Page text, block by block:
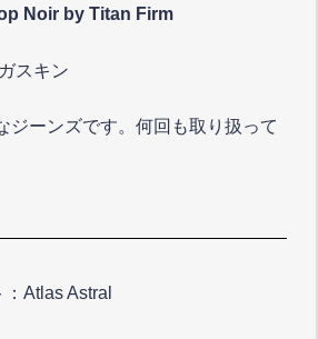
Noir by Titan Firm
スキン
ジーンズです。何回も取り扱って
Atlas Astral